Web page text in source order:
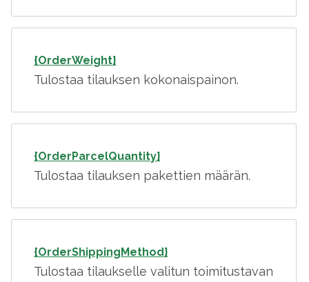
{OrderWeight}
Tulostaa tilauksen kokonaispainon.
{OrderParcelQuantity}
Tulostaa tilauksen pakettien määrän.
{OrderShippingMethod}
Tulostaa tilaukselle valitun toimitustavan